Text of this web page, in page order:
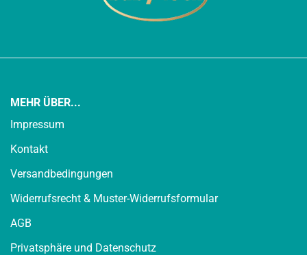
MEHR ÜBER...
Impressum
Kontakt
Versandbedingungen
Widerrufsrecht & Muster-Widerrufsformular
AGB
Privatsphäre und Datenschutz